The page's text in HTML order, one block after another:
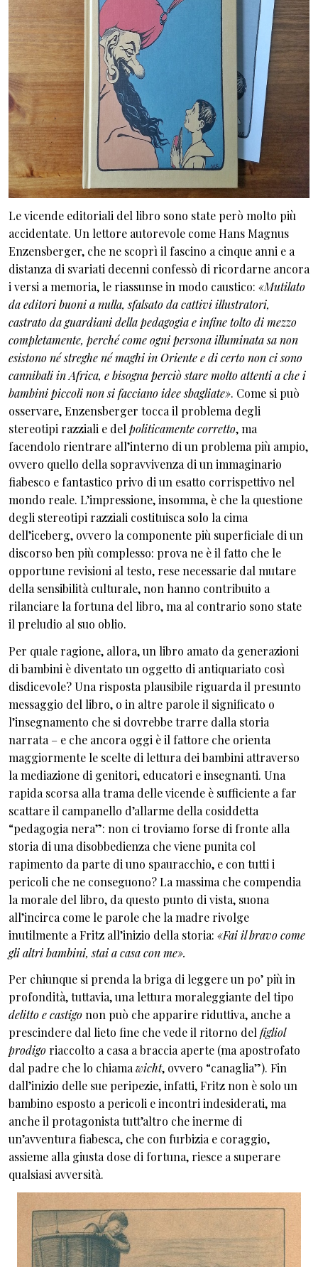
Le vicende editoriali del libro sono state però molto più
accidentate. Un lettore autorevole come Hans Magnus
Enzensberger, che ne scoprì il fascino a cinque anni e a
distanza di svariati decenni confessò di ricordarne ancora
i versi a memoria, le riassunse in modo caustico: «Mutilato
da editori buoni a nulla, sfalsato da cattivi illustratori,
castrato da guardiani della pedagogia e infine tolto di mezzo
completamente, perché come ogni persona illuminata sa non
esistono né streghe né maghi in Oriente e di certo non ci sono
cannibali in Africa, e bisogna perciò stare molto attenti a che i
bambini piccoli non si facciano idee sbagliate». Come si può
osservare, Enzensberger tocca il problema degli
stereotipi razziali e del politicamente corretto, ma
facendolo rientrare all’interno di un problema più ampio,
ovvero quello della sopravvivenza di un immaginario
fiabesco e fantastico privo di un esatto corrispettivo nel
mondo reale. L’impressione, insomma, è che la questione
degli stereotipi razziali costituisca solo la cima
dell’iceberg, ovvero la componente più superficiale di un
discorso ben più complesso: prova ne è il fatto che le
opportune revisioni al testo, rese necessarie dal mutare
della sensibilità culturale, non hanno contribuito a
rilanciare la fortuna del libro, ma al contrario sono state
il preludio al suo oblio.
Per quale ragione, allora, un libro amato da generazioni
di bambini è diventato un oggetto di antiquariato così
disdicevole? Una risposta plausibile riguarda il presunto
messaggio del libro, o in altre parole il significato o
l’insegnamento che si dovrebbe trarre dalla storia
narrata – e che ancora oggi è il fattore che orienta
maggiormente le scelte di lettura dei bambini attraverso
la mediazione di genitori, educatori e insegnanti. Una
rapida scorsa alla trama delle vicende è sufficiente a far
scattare il campanello d’allarme della cosiddetta
“pedagogia nera”: non ci troviamo forse di fronte alla
storia di una disobbedienza che viene punita col
rapimento da parte di uno spauracchio, e con tutti i
pericoli che ne conseguono? La massima che compendia
la morale del libro, da questo punto di vista, suona
all’incirca come le parole che la madre rivolge
inutilmente a Fritz all’inizio della storia: «Fai il bravo come
gli altri bambini, stai a casa con me».
Per chiunque si prenda la briga di leggere un po’ più in
profondità, tuttavia, una lettura moraleggiante del tipo
delitto e castigonon può che apparire riduttiva, anche a
prescindere dal lieto fine che vede il ritorno del figliol
prodigo riaccolto a casa a braccia aperte (ma apostrofato
dal padre che lo chiama wicht, ovvero “canaglia”). Fin
dall’inizio delle sue peripezie, infatti, Fritz non è solo un
bambino esposto a pericoli e incontri indesiderati, ma
anche il protagonista tutt’altro che inerme di
un’avventura fiabesca, che con furbizia e coraggio,
assieme alla giusta dose di fortuna, riesce a superare
qualsiasi avversità.